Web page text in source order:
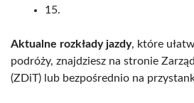
15.
Aktualne rozkłady jazdy, które
podróży, znajdziesz na stronie
(ZDiT) lub bezpośrednio na